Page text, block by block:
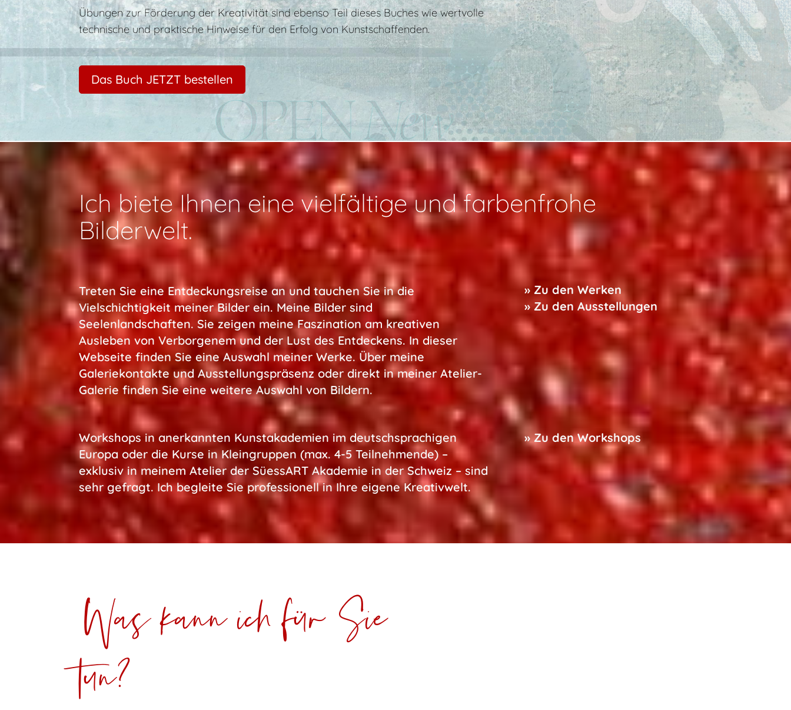
Übungen zur Förderung der Kreativität sind ebenso Teil dieses Buches wie wertvolle
technische und praktische Hinweise für den Erfolg von Kunstschaffenden.
Das Buch JETZT bestellen
Ich biete Ihnen eine vielfältige und farbenfrohe
Bilderwelt.
Treten Sie eine Entdeckungsreise an und tauchen Sie in die
Vielschichtigkeit meiner Bilder ein. Meine Bilder sind
Seelenlandschaften. Sie zeigen meine Faszination am kreativen
Ausleben von Verborgenem und der Lust des Entdeckens. In dieser
Webseite finden Sie eine Auswahl meiner Werke. Über meine
Galeriekontakte und Ausstellungspräsenz oder direkt in meiner Atelier-
Galerie finden Sie eine weitere Auswahl von Bildern.
» Zu den Werken
» Zu den Ausstellungen
Workshops in anerkannten Kunstakademien im deutschsprachigen
Europa oder die Kurse in Kleingruppen (max. 4-5 Teilnehmende) –
exklusiv in meinem Atelier der SüessART Akademie in der Schweiz – sind
sehr gefragt. Ich begleite Sie professionell in Ihre eigene Kreativwelt.
»Zu den Workshops
Was kann ich für Sie
tun?